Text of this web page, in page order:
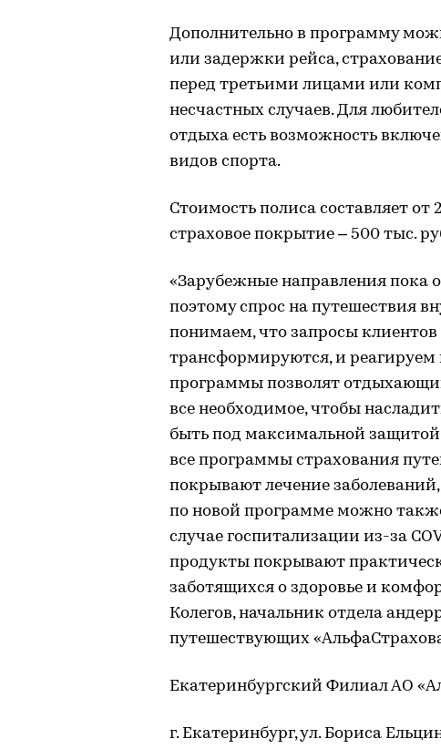
Дополнительно в программу
или задержки рейса,
перед третьими лицами или
несчастных случаев. Для
отдыха есть возможность
видов спорта.
Стоимость полиса составляет от
страховое покрытие – 500 тыс.
«Зарубежные направления пока
поэтому спрос на путешествия
понимаем, что запросы
трансформируются, и
программы позволят
все необходимое, чтобы
быть под максимальной
все программы страхования
покрывают лечение
по новой программе можно
случае госпитализации из-за
продукты покрывают
заботящихся о здоровье и
Колегов, начальник отдела
путешествующих
Екатеринбургский Филиал АО
г. Екатеринбург, ул. Бориса